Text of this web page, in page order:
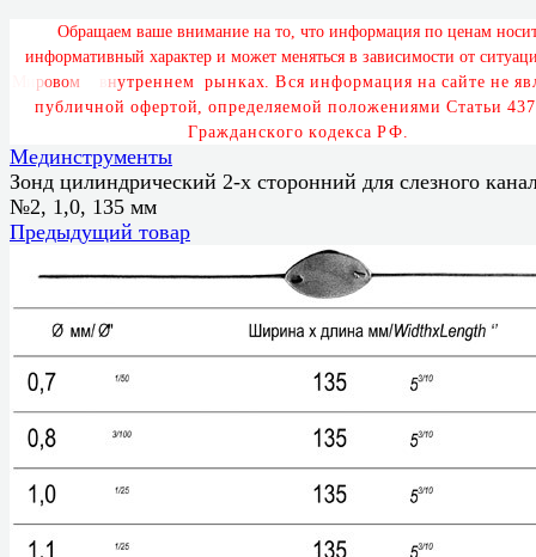
Обращаем ваше внимание на то, что информация по ценам носи
информативный характер и может меняться в зависимости от ситуац
ировом внутреннем рынках. Вся информация на сайте не явл
публичной офертой, определяемой положениями Статьи 437
Гражданского кодекса РФ.
Мединструменты
Зонд цилиндрический 2-х сторонний для слезного
№2, 1,0, 135 мм
Предыдущий товар